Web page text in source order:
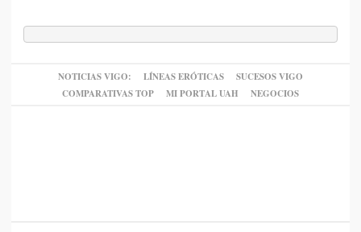
NOTICIAS VIGO: LÍNEAS ERÓTICAS
SUCESOS VIGO
COMPARATIVAS TOP
MI PORTAL UAH NEGOCIOS